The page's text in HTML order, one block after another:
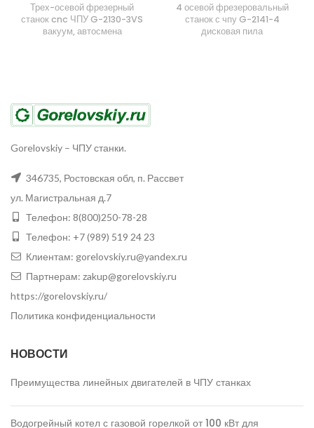
Трех-осевой фрезерный
станок cnc ЧПУ G-2130-3VS
вакуум, автосмена
4 осевой фрезеровальный
станок с чпу G-2141-4
дисковая пила
Gorelovskiy – ЧПУ станки.
346735, Ростовская обл, п. Рассвет
ул. Магистральная д.7
Телефон: 8(800)250-78-28
Телефон: +7 (989) 519 24 23
Клиентам: gorelovskiy.ru@yandex.ru
Партнерам: zakup@gorelovskiy.ru
https://gorelovskiy.ru/
Политика конфиденциальности
НОВОСТИ
Преимущества линейных двигателей в ЧПУ станках
Водогрейный котел с газовой горелкой от 100 кВт для